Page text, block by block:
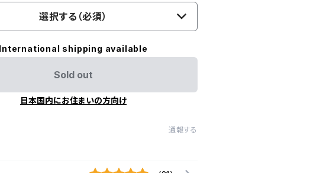
選択する（必須）
International shipping available
Sold out
日本国内にお住まいの方向け
通報する